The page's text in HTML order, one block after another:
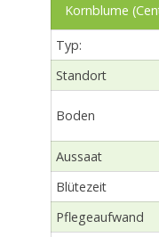
Kornblume
Typ:
Standort
Boden
Aussaat
Blütezeit
Pflegeaufwand